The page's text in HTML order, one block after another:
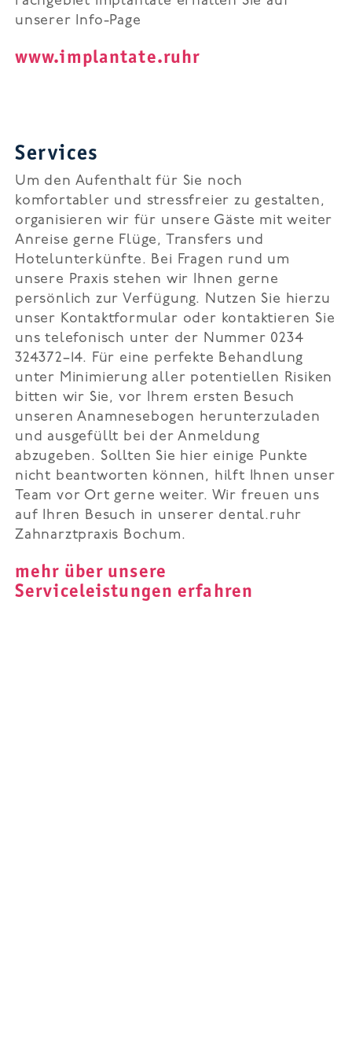
unserer Info-Page
www.implantate.ruhr
Services
Um den Aufenthalt für Sie noch
komfortabler und stressfreier zu gestalten,
organisieren wir für unsere Gäste mit weiter
Anreise gerne Flüge, Transfers und
Hotelunterkünfte. Bei Fragen rund um
unsere Praxis stehen wir Ihnen gerne
persönlich zur Verfügung. Nutzen Sie hierzu
unser Kontaktformular oder kontaktieren Sie
uns telefonisch unter der Nummer 0234
324372–14. Für eine perfekte Behandlung
unter Minimierung aller potentiellen Risiken
bitten wir Sie, vor Ihrem ersten Besuch
unseren Anamnesebogen herunterzuladen
und ausgefüllt bei der Anmeldung
abzugeben. Sollten Sie hier einige Punkte
nicht beantworten können, hilft Ihnen unser
Team vor Ort gerne weiter. Wir freuen uns
auf Ihren Besuch in unserer dental.ruhr
Zahnarztpraxis Bochum.
mehr über unsere
Serviceleistungen erfahren